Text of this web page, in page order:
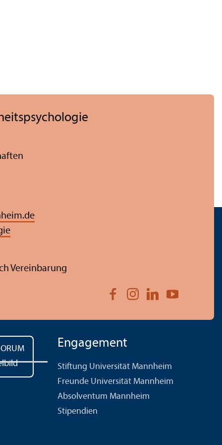
Vereinbarung
Engagement
Stiftung Universität Mannheim
Freunde Universität Mannheim
Absolventum Mannheim
Stipendien